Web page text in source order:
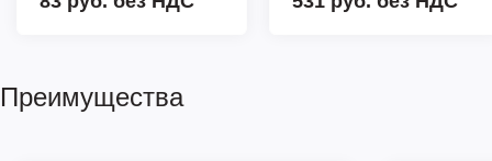
Преимущества